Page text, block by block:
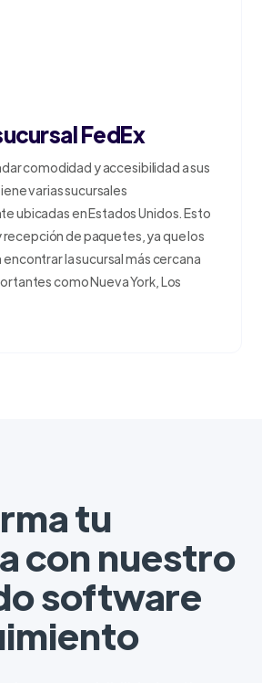
FedEx
comodidad y accesibilidad a sus
varias sucursales
ubicadas en Estados Unidos. Esto
de paquetes, ya que los
la sucursal más cercana
como Nueva York, Los
tu
con nuestro
software